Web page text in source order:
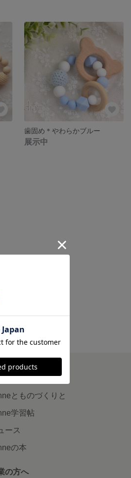
歯固め＊やわらかブルー
展示中
もの
とものづくりと
学習帖
ース
の本
の方へ